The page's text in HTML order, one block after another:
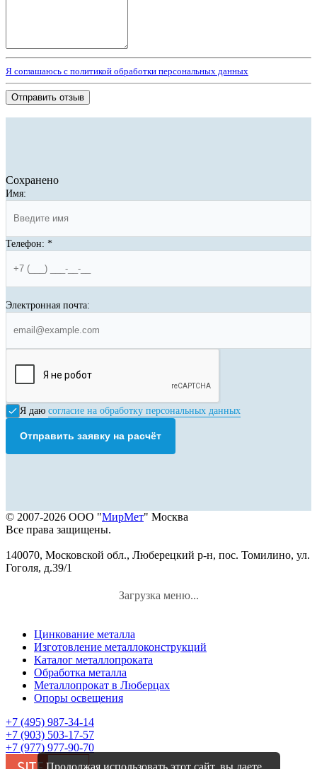
Я соглашаюсь с политикой обработки персональных данных
Отправить отзыв
Сохранено
Имя:
Телефон: *
Электронная почта:
Я даю согласие на обработку персональных данных
Отправить заявку на расчёт
© 2007-2026 ООО "МирМет" Москва
Все права защищены.
140070, Московской обл., Люберецкий р-н, пос. Томилино, ул.
Гоголя, д.39/1
Загрузка меню...
Цинкование металла
Изготовление металлоконструкций
Каталог металлопроката
Обработка металла
Металлопрокат в Люберцах
Опоры освещения
+7 (495) 987-34-14
+7 (903) 503-17-57
+7 (977) 977-90-70
Продолжая использовать этот сайт, вы даете